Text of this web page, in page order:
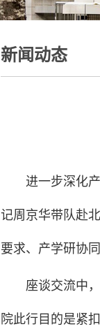
新闻动态
进一步深化
记周京华带队赴
要求、产学研协
座谈交流中
院此行目的是紧